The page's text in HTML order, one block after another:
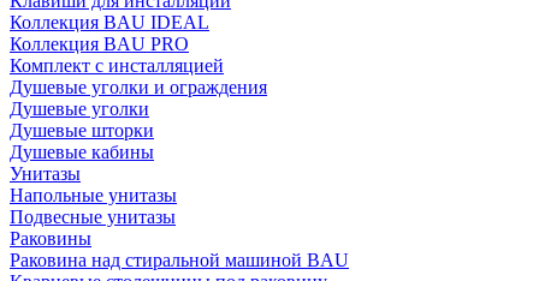
Коллекция BAU IDEAL
Коллекция BAU PRO
Комплект с инсталляцией
Душевые уголки и ограждения
Душевые уголки
Душевые шторки
Душевые кабины
Унитазы
Напольные унитазы
Подвесные унитазы
Раковины
Раковина над стиральной машиной BAU